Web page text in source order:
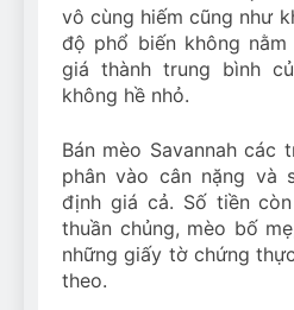
vô cùng hiếm cũng như
độ phổ biến không
giá thành trung bình
không hề nhỏ.
Bán mèo Savannah các
phân vào cân nặng và
định giá cả. Số tiền
thuần chủng, mèo bố
những giấy tờ chứng
theo.